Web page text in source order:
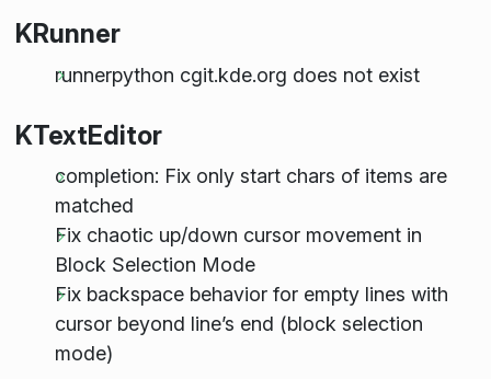
KRunner
runnerpython cgit.kde.org does not exist
KTextEditor
completion: Fix only start chars of items are
matched
Fix chaotic up/down cursor movement in
Block Selection Mode
Fix backspace behavior for empty lines with
cursor beyond line’s end (block selection
mode)